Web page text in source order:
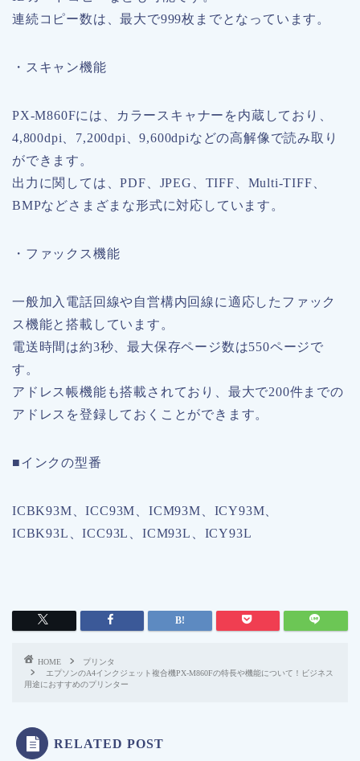
連続コピー数は、最大で999枚までとなっています。
・スキャン機能
PX-M860Fには、カラースキャナーを内蔵しており、
4,800dpi、7,200dpi、9,600dpiなどの高解像で読み取り
ができます。
出力に関しては、PDF、JPEG、TIFF、Multi-TIFF、
BMPなどさまざまな形式に対応しています。
・ファックス機能
一般加入電話回線や自営構内回線に適応したファック
ス機能と搭載しています。
電送時間は約3秒、最大保存ページ数は550ページで
す。
アドレス帳機能も搭載されており、最大で200件までの
アドレスを登録しておくことができます。
■インクの型番
ICBK93M、ICC93M、ICM93M、ICY93M、
ICBK93L、ICC93L、ICM93L、ICY93L
HOME
プリンタ
エプソンのA4インクジェット複合機PX-M860Fの特長や機能について！ビジネス
用途におすすめのプリンター
RELATED POST